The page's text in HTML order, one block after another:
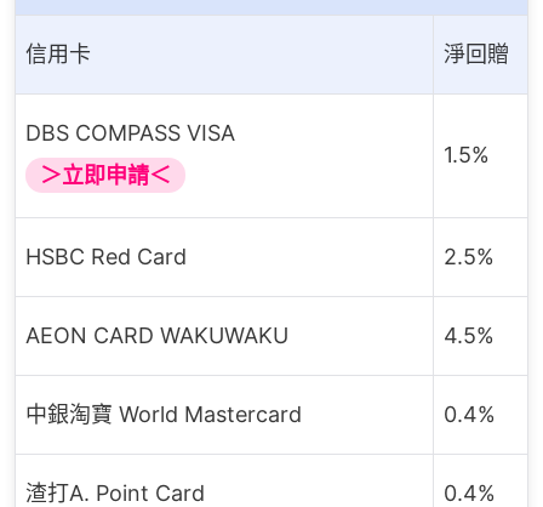
信用卡 淨回贈
＞立即申請＜
1.5%
HSBC Red Card 2.5%
AEON CARD WAKUWAKU 4.5%
中銀淘寶 World Mastercard 0.4%
渣打A. Point Card 0.4%